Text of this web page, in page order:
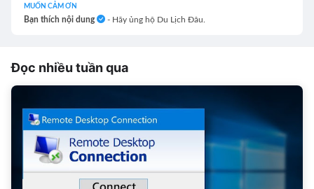
MUỐN CẢM ƠN
Bạn thích nội dung - Hãy ủng hộ Du Lịch Đâu.
Đọc nhiều tuần qua